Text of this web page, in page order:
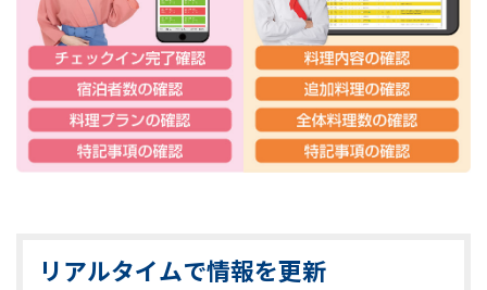
リアルタイムで情報を更新